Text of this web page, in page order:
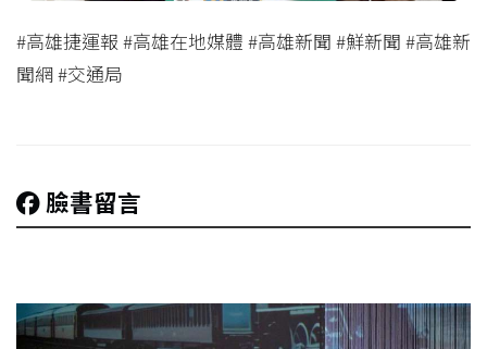
#高雄捷運報 #高雄在地媒體 #高雄新聞 #鮮新聞 #高雄新
聞網 #交通局
臉書留言